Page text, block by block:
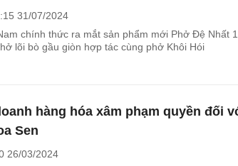
31/07/2024
chính thức ra mắt sản phẩm mới Phở Đệ Nhất
lõi bò gầu giòn hợp tác cùng phở Khôi Hói
hàng hóa xâm phạm quyền đối
Sen
26/03/2024